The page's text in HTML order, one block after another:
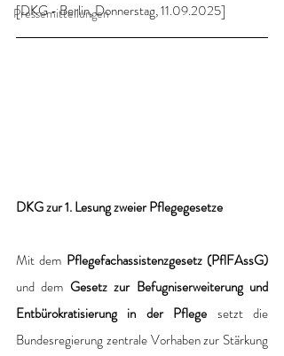
Pressemitteilungen
[DKG - Berlin, Donnerstag, 11.09.2025]
DKG zur 1. Lesung zweier Pflegegesetze
Mit dem Pflegefachassistenzgesetz (PflFAssG)
und dem Gesetz zur Befugniserweiterung und
Entbürokratisierung in der Pflege setzt die
Bundesregierung zentrale Vorhaben zur Stärkung